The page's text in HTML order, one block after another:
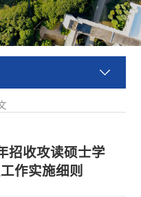
招收攻读硕士学
作实施细则